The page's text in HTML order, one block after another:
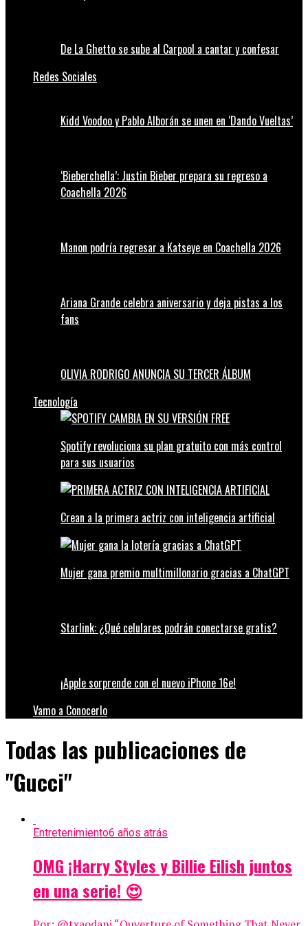
De La Ghetto se sube al Carpool a cantar y confesar
Redes Sociales
Kidd Voodoo y Pablo Alborán se unen en ‘Dando Vueltas’
‘Bieberchella’: Justin Bieber prepara su regreso a
Coachella 2026
Manon podría regresar a Katseye en Coachella 2026
Ariana Grande celebra aniversario y deja pistas a los
fans
OLIVIA RODRIGO ANUNCIA SU TERCER ÁLBUM
Tecnología
Spotify revoluciona su plan gratuito con más control
para sus usuarios
Crean a la primera actriz con inteligencia artificial
Mujer gana premio multimillonario gracias a ChatGPT
Starlink: ¿Qué celulares podrán conectarse gratis?
¡Apple sorprende con el nuevo iPhone 16e!
Vamo a Conocerlo
Todas las publicaciones de
"Gucci"
Entretenimiento6 años atrás
OMG ¡Harry Styles y Billie Eilish juntos
en una serie! 😍